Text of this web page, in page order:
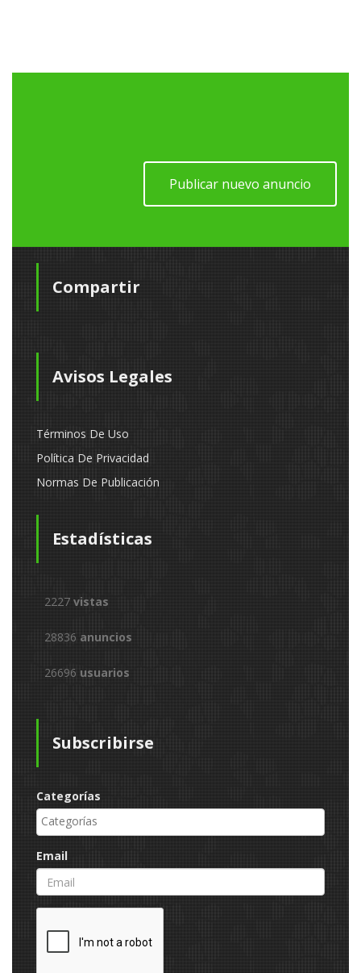
Publicar nuevo anuncio
Compartir
Avisos Legales
Términos De Uso
Política De Privacidad
Normas De Publicación
Estadísticas
2227 vistas
28836 anuncios
26696 usuarios
Subscribirse
Categorías
Email